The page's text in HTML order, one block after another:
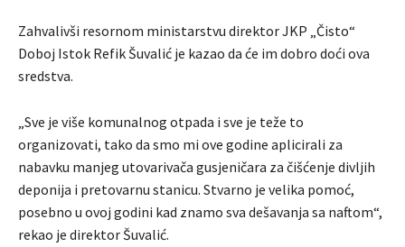
Zahvalivši resornom ministarstvu direktor JKP „Čisto“
Doboj Istok Refik Šuvalić je kazao da će im dobro doći ova
sredstva.
„Sve je više komunalnog otpada i sve je teže to
organizovati, tako da smo mi ove godine aplicirali za
nabavku manjeg utovarivača gusjeničara za čišćenje divljih
deponija i pretovarnu stanicu. Stvarno je velika pomoć,
posebno u ovoj godini kad znamo sva dešavanja sa naftom“,
rekao je direktor Šuvalić.